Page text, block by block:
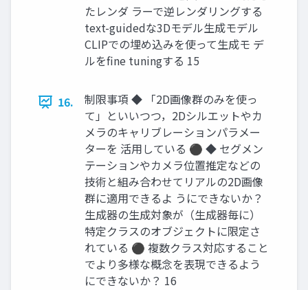
たレンダ ラーで逆レンダリングする
text-guidedな3Dモデル生成モデル
CLIPでの埋め込みを使って生成モ デ
ルをfine tuningする 15
16.
制限事項 ◆ 「2D画像群のみを使っ
て」といいつつ，2Dシルエットやカ
メラのキャリブレーションパラメー
ターを 活用している ⚫ ◆ セグメン
テーションやカメラ位置推定などの
技術と組み合わせてリアルの2D画像
群に適用できるよ うにできないか？
生成器の生成対象が（生成器毎に）
特定クラスのオブジェクトに限定さ
れている ⚫ 複数クラス対応すること
でより多様な概念を表現できるよう
にできないか？ 16